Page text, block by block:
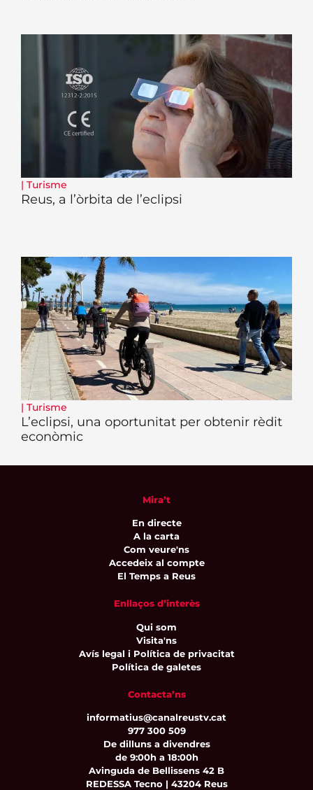
| Turisme
Reus, a l’òrbita de l’eclipsi
| Turisme
L’eclipsi, una oportunitat per obtenir rèdit
econòmic
Mira’t
En directe
A la carta
Com veure'ns
Accedeix al compte
El Temps a Reus
Enllaços d’interès
Qui som
Visita'ns
Avís legal i Política de privacitat
Política de galetes
Contacta’ns
informatius@canalreustv.cat
977 300 509
De dilluns a divendres
de 9:00h a 18:00h
Avinguda de Bellissens 42 B
REDESSA Tecno | 43204 Reus